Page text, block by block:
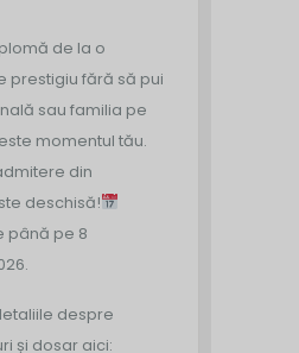
de la o
prestigiu fără să pui
sau familia pe
momentul tău.
din
deschisă!
până pe 8
despre
și dosar aici: